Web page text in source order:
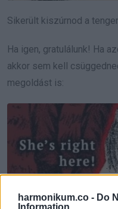
harmonikum.co - Do
Information
Sikerült kiszúrnod a
Ha igen, gratulálunk! Ha
akkor sem kell
megoldást is: